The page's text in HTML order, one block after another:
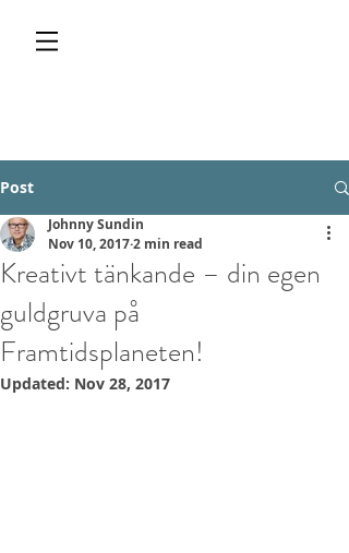
Post
Kreativt tänkande – din egen
guldgruva på
Framtidsplaneten!
Johnny Sundin
Nov 10, 20172 min read
Updated: Nov 28, 2017